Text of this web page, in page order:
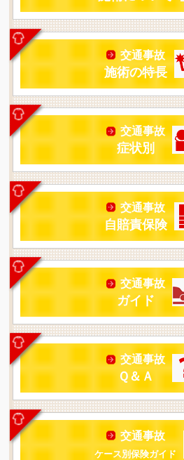
交通事故
施術の特長
交通事故
症状別
交通事故
自賠責保険
交通事故
ガイド
交通事故
Ｑ＆Ａ
交通事故
ケース別保険ガイド